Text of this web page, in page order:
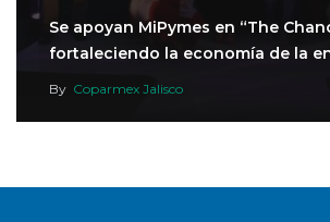
Se apoyan MiPymes en “The
fortaleciendo la economía de la
By Coparmex Jalisco